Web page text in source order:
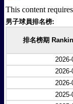
This content
男子球員排名榜:
排名榜期
2026-
2026-
2026-
2025-